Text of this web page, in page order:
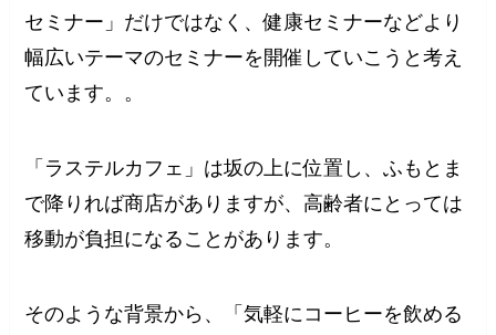
セミナー」だけではなく、健康セミナーなどより
幅広いテーマのセミナーを開催していこうと考え
ています。。
「ラステルカフェ」は坂の上に位置し、ふもとま
で降りれば商店がありますが、高齢者にとっては
移動が負担になることがあります。
そのような背景から、「気軽にコーヒーを飲める